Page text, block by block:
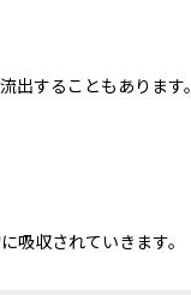
することもあります。
吸収されていきます。